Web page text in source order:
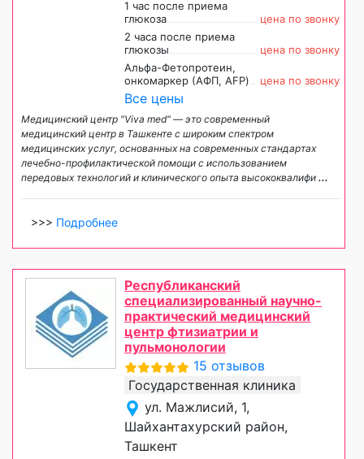
1 час после приема
глюкоза
цена по звонку
2 часа после приема
глюкозы
цена по звонку
Альфа-Фетопротеин,
онкомаркер (АФП, AFP)
цена по звонку
Все цены
Медицинский центр "Viva med" — это современный
медицинский центр в Ташкенте с широким спектром
медицинских услуг, основанных на современных стандартах
лечебно-профилактической помощи с использованием
передовых технологий и клинического опыта высококвалифи ...
>>> Подробнее
Республиканский
специализированный научно-
практический медицинский
центр фтизиатрии и
пульмонологии
15 отзывов
Государственная клиника
ул. Мажлисий, 1,
Шайхантахурский район,
Ташкент